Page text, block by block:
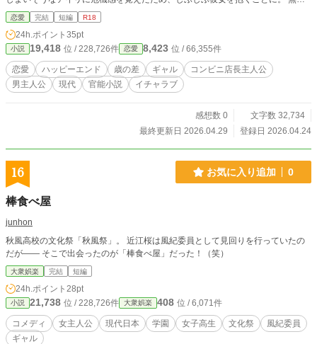
事、アイリは拓真で処女を卒業した。 これでお役御免かと思いきや、拓真はア
イリにセックスをせがまれる羽目になる。 流されやすいコンビニ店長と快楽に
弱いバイトちゃん（ギャル）がひたすらエッチしまくるお話です。
恋愛 完結 短編 R18
24h.ポイント 35pt
小説 19,418 位 / 228,726件 恋愛 8,423 位 / 66,355件
恋愛 ハッピーエンド 歳の差 ギャル
コンビニ店長主人公
男主人公
現代 官能小説 イチャラブ
感想数 0
文字数 32,734
最終更新日 2026.04.29
登録日 2026.04.24
16 お気に入り追加 0
棒食べ屋
junhon
秋風高校の文化祭「秋風祭」。 近江桜は風紀委員として見回りを行っていたの
だが―― そこで出会ったのが「棒食べ屋」だった！（笑）
大衆娯楽 完結 短編
24h.ポイント 28pt
小説 21,738 位 / 228,726件 大衆娯楽 408 位 / 6,071件
コメディ 女主人公 現代日本 学園 女子高生 文化祭
風紀委員
ギャル